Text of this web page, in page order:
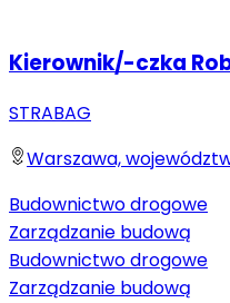
Kierownik/-czka
STRABAG
Warszawa,
Budownictwo drogowe
Zarządzanie budową
Budownictwo drogowe
Zarządzanie budową